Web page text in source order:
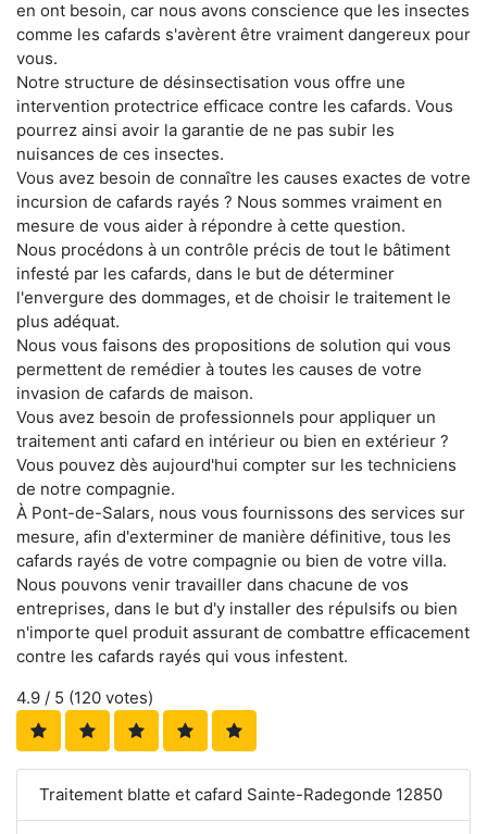
en ont besoin, car nous avons conscience que les insectes
comme les cafards s'avèrent être vraiment dangereux pour
vous.
Notre structure de désinsectisation vous offre une
intervention protectrice efficace contre les cafards. Vous
pourrez ainsi avoir la garantie de ne pas subir les
nuisances de ces insectes.
Vous avez besoin de connaître les causes exactes de votre
incursion de cafards rayés ? Nous sommes vraiment en
mesure de vous aider à répondre à cette question.
Nous procédons à un contrôle précis de tout le bâtiment
infesté par les cafards, dans le but de déterminer
l'envergure des dommages, et de choisir le traitement le
plus adéquat.
Nous vous faisons des propositions de solution qui vous
permettent de remédier à toutes les causes de votre
invasion de cafards de maison.
Vous avez besoin de professionnels pour appliquer un
traitement anti cafard en intérieur ou bien en extérieur ?
Vous pouvez dès aujourd'hui compter sur les techniciens
de notre compagnie.
À Pont-de-Salars, nous vous fournissons des services sur
mesure, afin d'exterminer de manière définitive, tous les
cafards rayés de votre compagnie ou bien de votre villa.
Nous pouvons venir travailler dans chacune de vos
entreprises, dans le but d'y installer des répulsifs ou bien
n'importe quel produit assurant de combattre efficacement
contre les cafards rayés qui vous infestent.
4.9 / 5 (120 votes)
Traitement blatte et cafard Sainte-Radegonde 12850